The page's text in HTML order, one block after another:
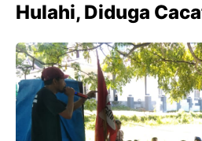
Hulahi, Diduga